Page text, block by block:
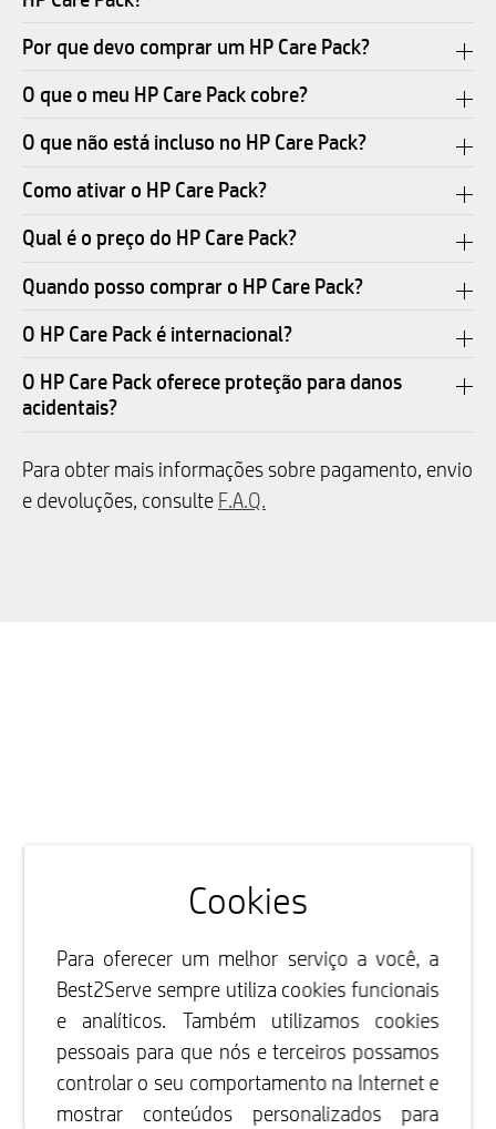
Por que devo comprar um HP Care Pack?
O que o meu HP Care Pack cobre?
O que não está incluso no HP Care Pack?
Como ativar o HP Care Pack?
Qual é o preço do HP Care Pack?
Quando posso comprar o HP Care Pack?
O HP Care Pack é internacional?
O HP Care Pack oferece proteção para danos
acidentais?
Para obter mais informações sobre pagamento, envio
e devoluções, consulte F.A.Q.
Cookies
Para oferecer um melhor serviço a você, a
Best2Serve sempre utiliza cookies funcionais
e analíticos. Também utilizamos cookies
pessoais para que nós e terceiros possamos
controlar o seu comportamento na Internet e
mostrar conteúdos personalizados para